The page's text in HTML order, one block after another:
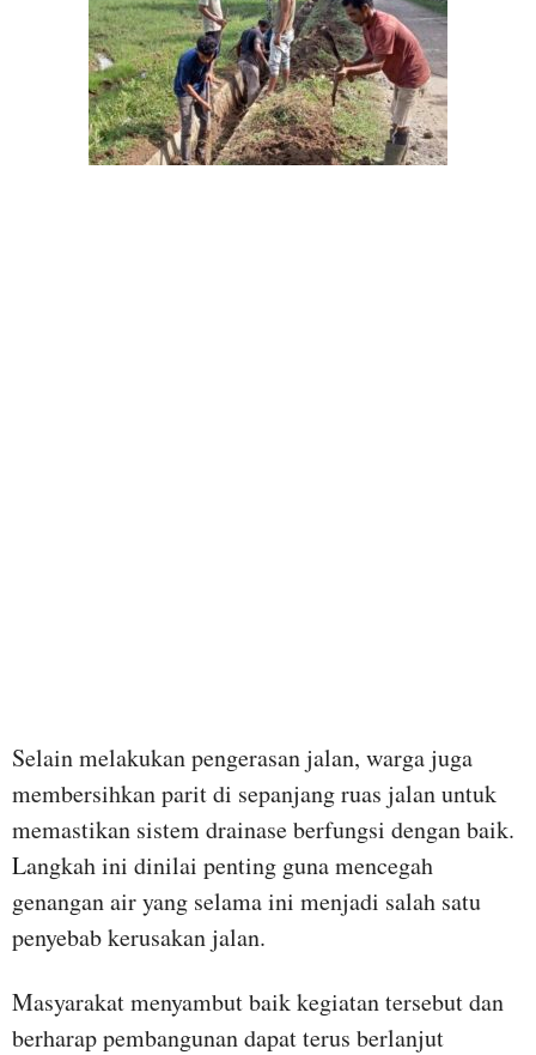
Selain melakukan pengerasan jalan, warga juga
membersihkan parit di sepanjang ruas jalan untuk
memastikan sistem drainase berfungsi dengan baik.
Langkah ini dinilai penting guna mencegah
genangan air yang selama ini menjadi salah satu
penyebab kerusakan jalan.
Masyarakat menyambut baik kegiatan tersebut dan
berharap pembangunan dapat terus berlanjut